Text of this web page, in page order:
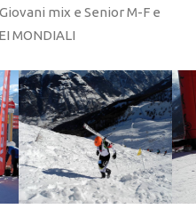
Giovani mix e Senior M-F e
MONDIALI